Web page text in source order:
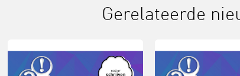
Gerelateerde